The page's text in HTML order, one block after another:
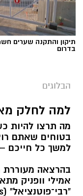
תיקון והתקנה שערים
בדרום
הבלוגים
למה לחלק
מה תרצו להיות
בטוחים שאתם
למשך כל חייכם
בהרצאה מעוררת
אמילי וופניק